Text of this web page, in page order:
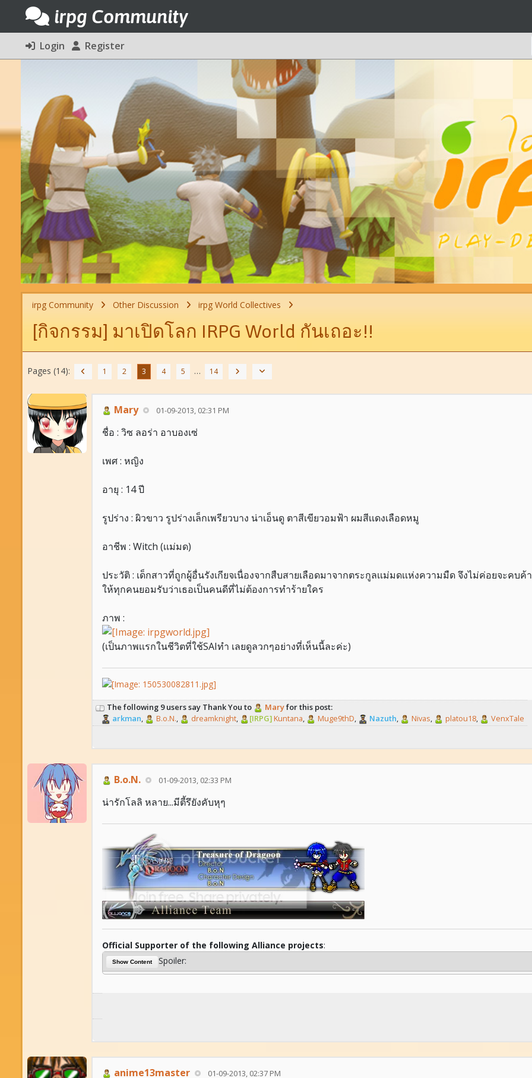
irpg Community
Login Register
irpg Community Other Discussion irpg World Collectives
[กิจกรรม] มาเปิดโลก IRPG World กันเถอะ!!
Pages (14): 1 2 3 4 5 … 14
Mary 01-09-2013, 02:31 PM
ชื่อ : วิซ ลอร่า อาบองเซ่
เพศ : หญิง
อายุ : 14 ปี
รูปร่าง : ผิวขาว รูปร่างเล็กเพรียวบาง น่าเอ็นดู ตาสีเขียวอมฟ้า ผมสีเเดงเลือดหมู
อาชีพ : Witch (เเม่มด)
ประวัติ : เด็กสาวที่ถูกผู้อื่นรังเกียจเนื่องจากสืบสายเลือดมาจากตระกูลเเม่มดเเห่งความมืด จึงไม่ค่อยจะค
ให้ทุกคนยอมรับว่าเธอเป็นคนดีที่ไม่ต้องการทำร้ายใคร
ภาพ :
(เป็นภาพเเรกในชีวิตที่ใช้SAIทำ เลยดูลวกๆอย่างที่เห็นนี้ละค่ะ)
The following 9 users say Thank You to Maryfor this post:
arkman, B.o.N., dreamknight, [IRPG]Kuntana, Muge9thD, Nazuth, Nivas, platou18, VenxTale
B.o.N. 01-09-2013, 02:33 PM
น่ารักโลลิ หลาย...มีตี้รึยังคับหุๆ
Official Supporter of the following Alliance projects:
Show Content Spoiler:
anime13master 01-09-2013, 02:37 PM